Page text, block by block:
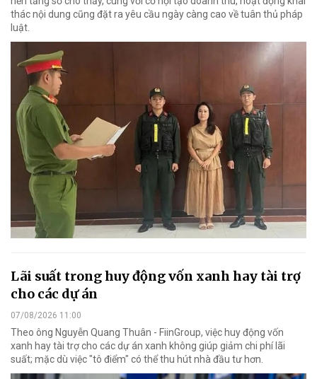
thác nội dung cũng đặt ra yêu cầu ngày càng cao về tuân thủ pháp
luật.
Lãi suất trong huy động vốn xanh hay tài trợ
cho các dự án
07/08/2026 11:00
Theo ông Nguyễn Quang Thuân - FiinGroup, việc huy động vốn
xanh hay tài trợ cho các dự án xanh không giúp giảm chi phí lãi
suất; mặc dù việc "tô điểm" có thể thu hút nhà đầu tư hơn.